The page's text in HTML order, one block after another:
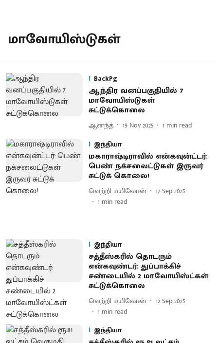
மாவோயிஸ்டுகள்
BackPg
ஆந்திர வனப்பகுதியில் 7
மாவோயிஸ்டுகள்
சுட்டுக்கொலை
ஆனந்த் 19 Nov 2025 1 min read
இந்தியா
மகாராஷ்டிராவில் என்கவுன்ட்டர்:
பெண் நக்சலைட்டுகள் இருவர்
சுட்டுக் கொலை!
வெற்றி மயிலோன்
17 Sep 2025
1 min read
இந்தியா
சத்தீஸ்கரில் தொடரும்
என்கவுண்டர்: துப்பாக்கிச்
சண்டையில் 2 மாவோயிஸ்ட்கள்
சுட்டுக்கொலை
வெற்றி மயிலோன்
12 Sep 2025
1 min read
இந்தியா